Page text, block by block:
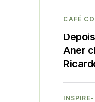
CAFÉ
Aner
INSPIRE-